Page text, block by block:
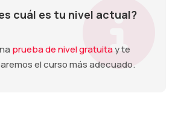
cuál es tu nivel actual?
prueba de nivel gratuitay te
el curso más adecuado.